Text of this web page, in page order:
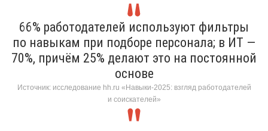
66% работодателей используют фильтры
по навыкам при подборе персонала; в ИТ —
70%, причём 25% делают это на постоянной
основе
Источник: исследование hh.ru «Навыки-2025: взгляд работодателей
и соискателей»